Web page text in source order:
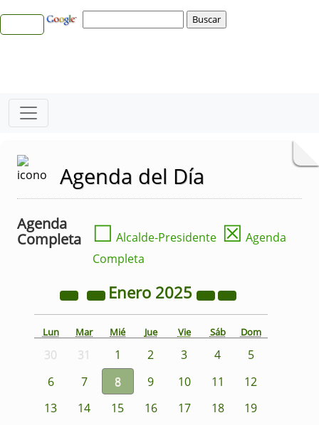
Agenda del Día
Agenda
Completa
☐ Alcalde-Presidente ☒ Agenda
Completa
Enero 2025
Lun Mar Mié Jue Vie Sáb Dom
30 31 1 2 3 4
5
6
7 8 9 10 11
12
13
14 15 16 17 18
19